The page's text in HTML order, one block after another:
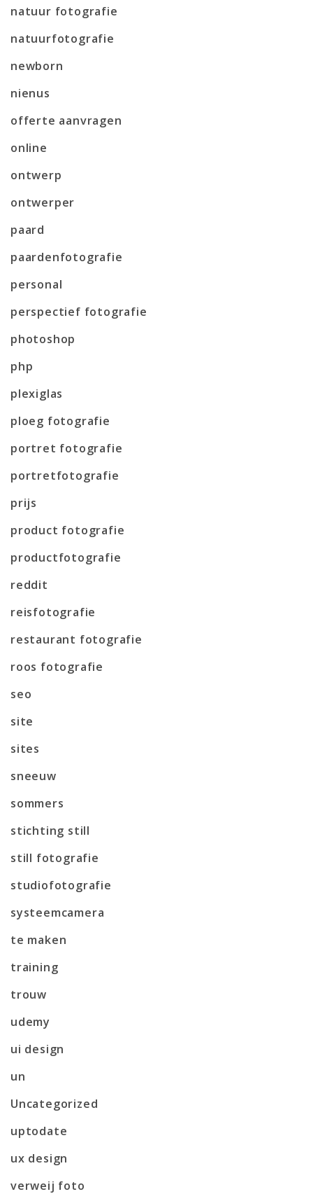
natuur fotografie
natuurfotografie
newborn
nienus
offerte aanvragen
online
ontwerp
ontwerper
paard
paardenfotografie
personal
perspectief fotografie
photoshop
php
plexiglas
ploeg fotografie
portret fotografie
portretfotografie
prijs
product fotografie
productfotografie
reddit
reisfotografie
restaurant fotografie
roos fotografie
seo
site
sites
sneeuw
sommers
stichting still
still fotografie
studiofotografie
systeemcamera
te maken
training
trouw
udemy
ui design
un
Uncategorized
uptodate
ux design
verweij foto